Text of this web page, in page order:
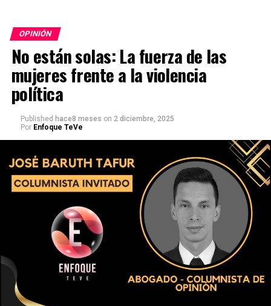
OPINIÓN
No están solas: La fuerza de las
mujeres frente a la violencia
política
Published hace8 meses on 2 diciembre, 2025
Por Enfoque TeVe